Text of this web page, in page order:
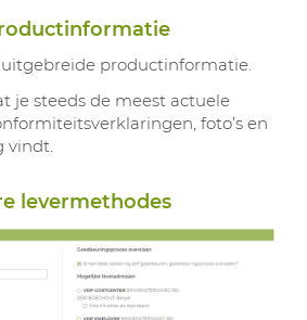
productinformatie.
je steeds de meest actuele
foto’s en
vindt.
levermethodes